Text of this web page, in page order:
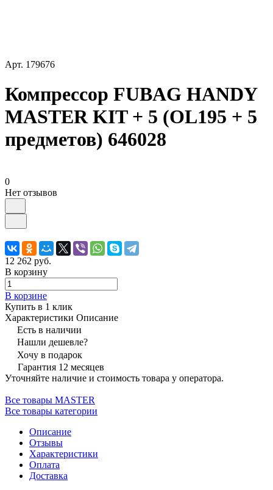
Арт. 179676
Компрессор FUBAG HANDY
MASTER KIT + 5 (OL195 + 5
предметов) 646028
0
Нет отзывов
12 262 руб.
В корзину
В корзине
Купить в 1 клик
Характеристики Описание
Есть в наличии
Нашли дешевле?
Хочу в подарок
Гарантия 12 месяцев
Уточняйте наличие и стоимость товара у оператора.
Все товары MASTER
Все товары категории
Описание
Отзывы
Характеристики
Оплата
Доставка